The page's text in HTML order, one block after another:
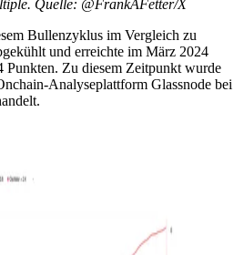
Quelle: @FrankAFetter/X
Bullenzyklus im Vergleich zu
und erreichte im März 2024
Punkten. Zu diesem Zeitpunkt wurde
Analyseplattform Glassnode bei